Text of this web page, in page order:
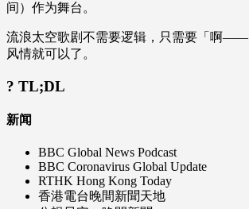
间）作为舞台。
流浪太空歌剧不需要逻辑，只需要「啊
风情就可以了。
? TL;DL
新闻
BBC Global News Podcast
BBC Coronavirus Global Update
RTHK Hong Kong Today
香港電台晚間新聞天地